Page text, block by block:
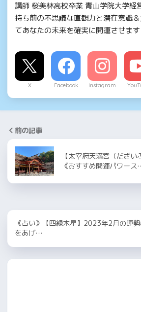
講師 桜美林高校卒業 青山学院大学経
持ち前の不思議な直観力と潜在意識
てあなたの未来を確実に開運させます
X Facebook Instagram
前の記事
【太宰府天満宮（だざい
《おすすめ開運パワー
《占い》【四緑木星】2023年2月の運
をあげ…